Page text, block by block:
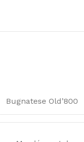
Bugnatese Old’800